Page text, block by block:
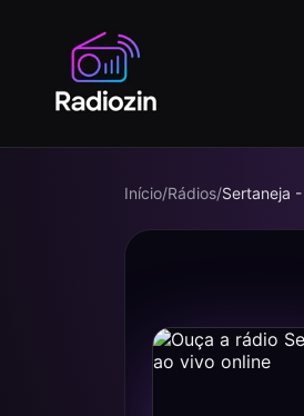
Início/Rádios/Sertaneja